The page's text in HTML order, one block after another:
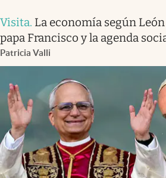
Visita. La economía según
papa Francisco y la agenda
Patricia Valli